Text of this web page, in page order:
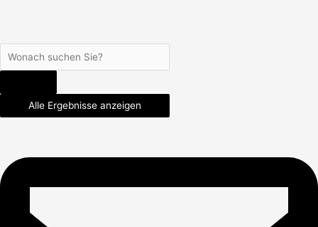
Alle Ergebnisse anzeigen